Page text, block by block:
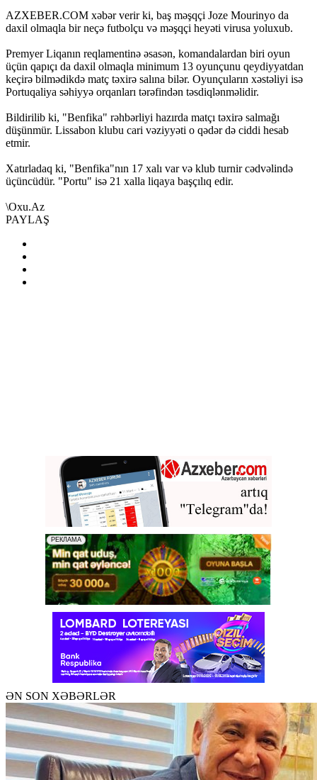
AZXEBER.COM xəbər verir ki, baş məşqçi Joze Mourinyo da
daxil olmaqla bir neçə futbolçu və məşqçi heyəti virusa yoluxub.
Premyer Liqanın reqlamentinə əsasən, komandalardan biri oyun
üçün qapıçı da daxil olmaqla minimum 13 oyunçunu qeydiyyatdan
keçirə bilmədikdə matç təxirə salına bilər. Oyunçuların xəstəliyi isə
Portuqaliya səhiyyə orqanları tərəfindən təsdiqlənməlidir.
Bildirilib ki, "Benfika" rəhbərliyi hazırda matçı təxirə salmağı
düşünmür. Lissabon klubu cari vəziyyəti o qədər də ciddi hesab
etmir.
Xatırladaq ki, "Benfika"nın 17 xalı var və klub turnir cədvəlində
üçüncüdür. "Portu" isə 21 xalla liqaya başçılıq edir.
\Oxu.Az
PAYLAŞ
ƏN SON XƏBƏRLƏR